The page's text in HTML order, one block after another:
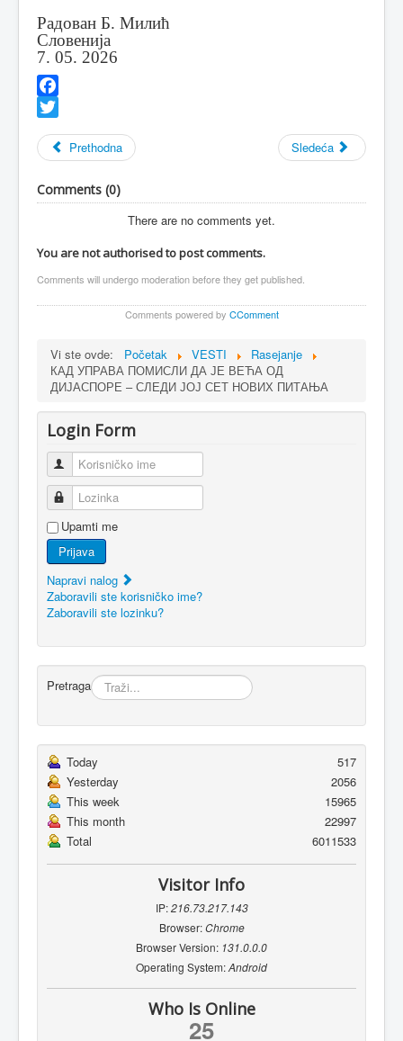
Радован Б. Милић
Словенија
7. 05. 2026
Facebook
Prethodna
Sledeća
Comments (0)
There are no comments yet.
You are not authorised to post comments.
Comments will undergo moderation before they get published.
Comments powered by CComment
Vi ste ovde: Početak VESTI
Rasejanje
КАД УПРАВА ПОМИСЛИ ДА ЈЕ ВЕЋА ОД
ДИЈАСПОРЕ – СЛЕДИ ЈОЈ СЕТ НОВИХ ПИТАЊА
Login Form
Korisničko ime
Lozinka
Upamti me
Prijava
Napravi nalog
Zaboravili ste korisničko ime?
Zaboravili ste lozinku?
Pretraga
Today
517
Yesterday
2056
This week
15965
This month
22997
Total
6011533
Visitor Info
IP:216.73.217.143
Browser:Chrome
Browser Version: 131.0.0.0
Operating System:Android
Who Is Online
25